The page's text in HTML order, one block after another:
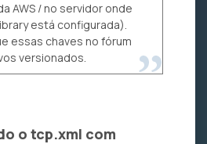
AWS / no servidor onde
está configurada).
essas chaves no fórum
versionados.
o tcp.xml com